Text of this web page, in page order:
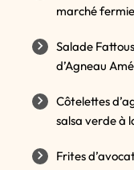
marché
Salade
d’Agneau
Côtelettes
salsa verde à
Frites